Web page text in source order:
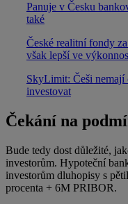
Panuje v Česku
také
České realitní fondy
však lepší ve
SkyLimit: Češi nemají
investovat
Čekání na
Bude tedy dost důležité,
investorům. Hypoteční
investorům dluhopisy s
procenta + 6M PRIBOR.